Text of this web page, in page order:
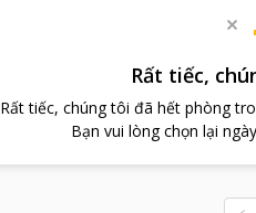
Rất tiếc,
Rất tiếc, chúng tôi đã hết phòng
Bạn vui lòng chọn lại